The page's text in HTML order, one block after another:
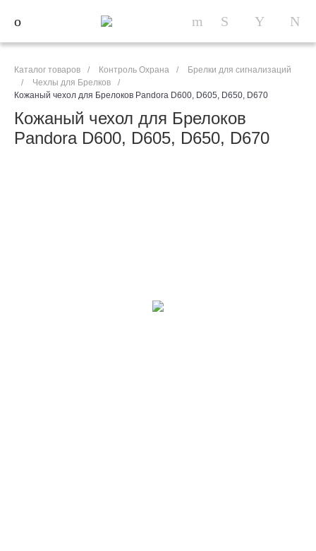
Каталог товаров / Контроль Охрана /
Брелки для сигнализаций
/
Чехлы для Брелков
/
Кожаный чехол для Брелоков Pandora D600, D605, D650, D670
Кожаный чехол для Брелоков
Pandora D600, D605, D650, D670